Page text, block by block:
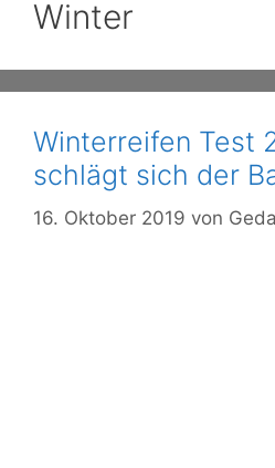
Winter
Winterreifen Test
schlägt sich der
16. Oktober 2019 von